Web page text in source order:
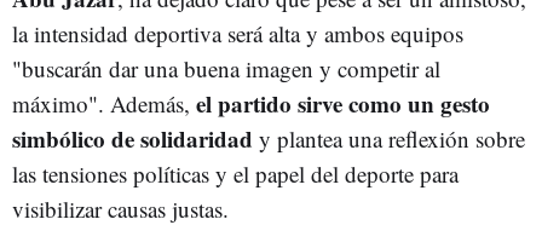
la intensidad deportiva será alta y ambos equipos
"buscarán dar una buena imagen y competir al
máximo". Además, el partido sirve como un gesto
simbólico de solidaridad y plantea una reflexión sobre
las tensiones políticas y el papel del deporte para
visibilizar causas justas.